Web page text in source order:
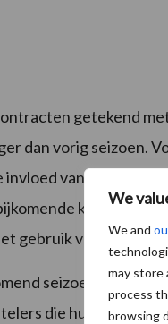
We
We and
may store
process
browsing
getekend
dan vorig seizoen.
van de
kosten voor
gebruik van Diquat.
seizoen niet is
die hun